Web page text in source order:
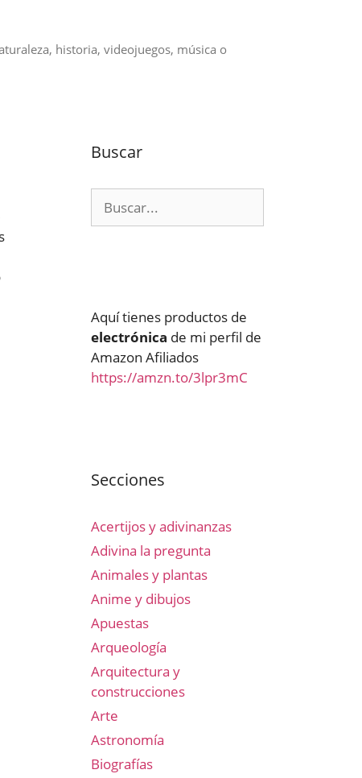
historia, videojuegos, música o
Buscar
Aquí tienes productos de
electrónica de mi perfil de
Amazon Afiliados
https://amzn.to/3lpr3mC
Secciones
Acertijos y adivinanzas
Adivina la pregunta
Animales y plantas
Anime y dibujos
Apuestas
Arqueología
Arquitectura y
construcciones
Arte
Astronomía
Biografías